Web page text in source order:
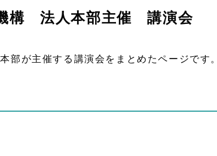
構 法人本部主催 講演会
部が主催する講演会をまとめたページです。